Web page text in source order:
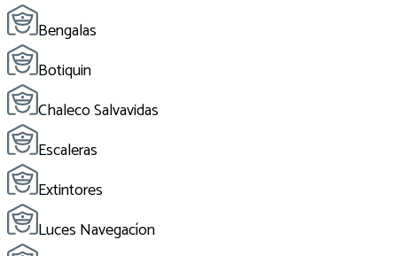
Bengalas
Botiquin
Chaleco Salvavidas
Escaleras
Extintores
Luces Navegacíon